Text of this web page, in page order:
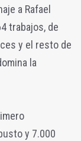
a Rafael
trabajos, de
y el resto de
la
y 7.000